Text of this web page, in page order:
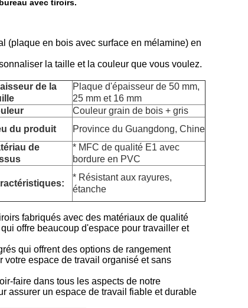
avec tiroirs.
(plaque en bois avec surface en mélamine) en
la taille et la couleur que vous voulez.
de la
Plaque d'épaisseur de 50 mm,
25 mm et 16 mm
Couleur grain de bois + gris
du produit Province du Guangdong, Chine
de
* MFC de qualité E1 avec
bordure en PVC
* Résistant aux rayures,
étanche
fabriqués avec des matériaux de qualité
offre beaucoup d'espace pour travailler et
qui offrent des options de rangement
votre espace de travail organisé et sans
faire dans tous les aspects de notre
assurer un espace de travail fiable et durable